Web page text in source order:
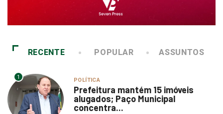
RECENTE POPULAR ASSUNTOS
1 POLÍTICA
Prefeitura mantém 15 imóveis
alugados; Paço Municipal
concentra...